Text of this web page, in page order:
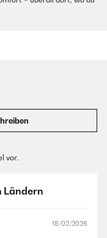
vor.
Ländern
18/02/2026